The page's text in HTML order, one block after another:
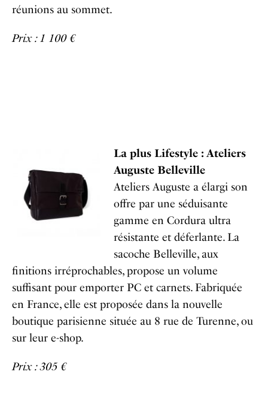
réunions au sommet.
Prix : 1 100 €
La plus Lifestyle : Ateliers
Auguste Belleville
Ateliers Auguste a élargi son
offre par une séduisante
gamme en Cordura ultra
résistante et déferlante. La
sacoche Belleville, aux
finitions irréprochables, propose un volume
suffisant pour emporter PC et carnets. Fabriquée
en France, elle est proposée dans la nouvelle
boutique parisienne située au 8 rue de Turenne, ou
sur leur e-shop.
Prix : 305 €